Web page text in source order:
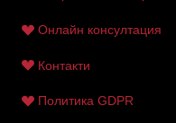
Онлайн консултация
Контакти
Политика GDPR